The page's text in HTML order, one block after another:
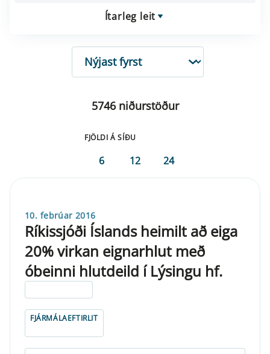
Ítarleg leit
RÖÐUN
5746 niðurstöður
FJÖLDI Á SÍÐU
6 12 24
10. febrúar 2016
Ríkissjóði Íslands heimilt að eiga
20% virkan eignarhlut með
óbeinni hlutdeild í Lýsingu hf.
FJÁRMÁLAEFTIRLIT